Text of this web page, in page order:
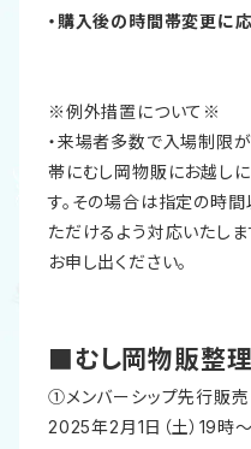
・購入後の時間帯変更に応
※例外措置について※
・来場者多数で入場制限
帯にむし岡物販にお越し
す。その場合は指定の時
ただけるよう対応いたしま
お申し出ください。
■むし岡物販整
①メンバーシップ先行販売
2025年2月1日（土）19時